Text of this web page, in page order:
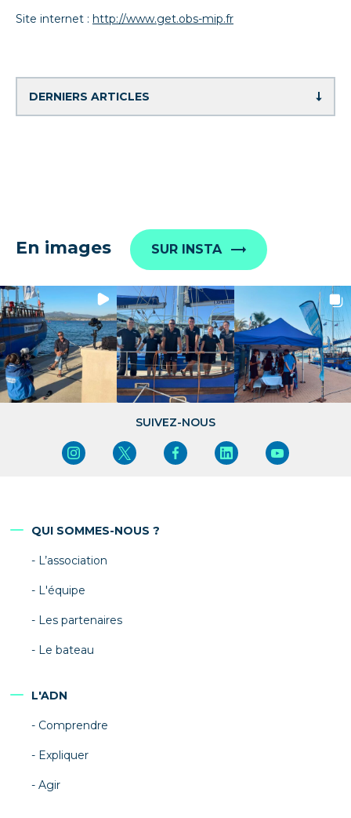
Site internet : http://www.get.obs-mip.fr
En images SUR INSTA
SUIVEZ-NOUS
QUI SOMMES-NOUS ?
L’association
L'équipe
Les partenaires
Le bateau
L'ADN
Comprendre
Expliquer
Agir